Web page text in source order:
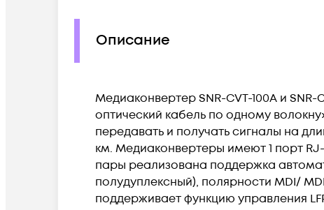
Описание
Медиаконвертер SNR-CVT-100A и
оптический кабель по одному
передавать и получать сигналы на
км. Медиаконвертеры имеют 1 порт
пары реализована поддержка
полудуплексный), полярности MDI/
поддерживает функцию управления